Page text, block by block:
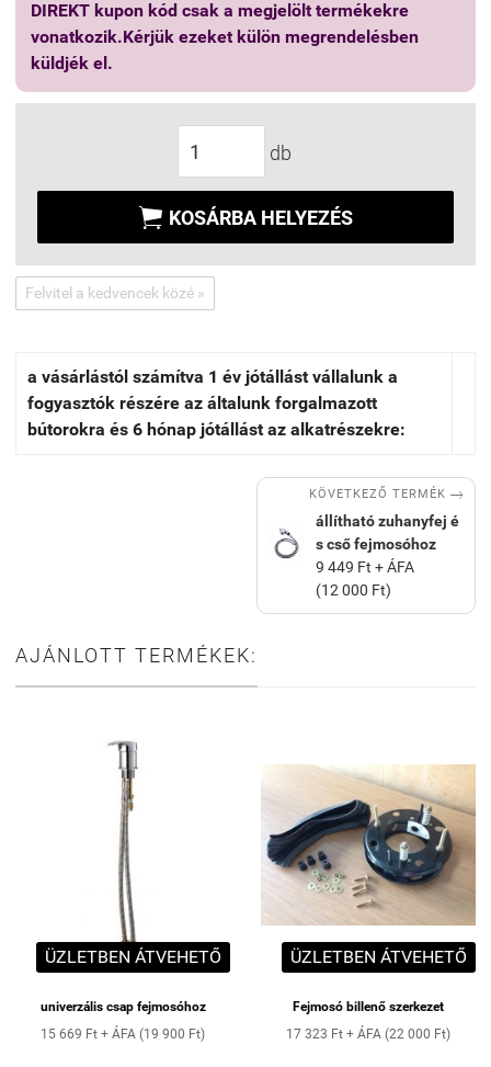
DIREKT kupon kód csak a megjelölt termékekre
vonatkozik.Kérjük ezeket külön megrendelésben
küldjék el.
db
 KOSÁRBA HELYEZÉS
Felvitel a kedvencek közé »
a vásárlástól számítva 1 év jótállást vállalunk a
fogyasztók részére az általunk forgalmazott
bútorokra és 6 hónap jótállást az alkatrészekre:
KÖVETKEZŐ TERMÉK 
állítható zuhanyfej é
s cső fejmosóhoz
9 449 Ft + ÁFA
(12 000 Ft)
AJÁNLOTT TERMÉKEK:
ÜZLETBEN ÁTVEHETŐ
univerzális csap fejmosóhoz
15 669 Ft + ÁFA (19 900 Ft)
ÜZLETBEN ÁTVEHETŐ
Fejmosó billenő szerkezet
17 323 Ft + ÁFA (22 000 Ft)